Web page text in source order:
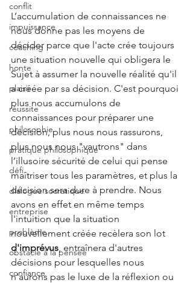
conflit
impuissance
coaching
honte
plaisir
réussite
philosophie
pratique philosophique
défi
dialogue socratique
entreprise
problème
obstacle à la pensée
confiance
L’accumulation de connaissances ne
nous donne pas les moyens de
décider parce que l'acte crée toujours
une situation nouvelle qui obligera le
Sujet à assumer la nouvelle réalité qu'il
a créée par sa décision. C'est pourquoi
plus nous accumulons de
connaissances pour préparer une
décision, plus nous nous rassurons,
plus nous nous "vautrons" dans
l’illusoire sécurité de celui qui pense
maîtriser tous les paramètres, et plus la
décision sera dure à prendre. Nous
avons en effet en même temps
l'intuition que la situation
nouvellement créée recèlera son lot
d'imprévus, entraînera d'autres
décisions pour lesquelles nous
n'aurons pas le luxe de la réflexion ou